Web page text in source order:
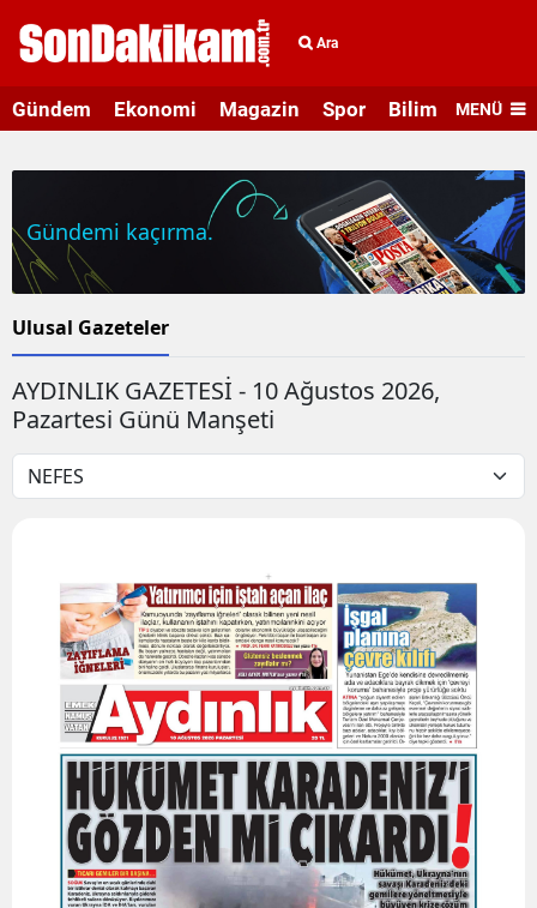
Ara
Gündem Ekonomi Magazin Spor Bilim veMENÜ
Gündemi kaçırma.
Ulusal Gazeteler
AYDINLIK GAZETESİ - 10 Ağustos 2026,
Pazartesi Günü Manşeti